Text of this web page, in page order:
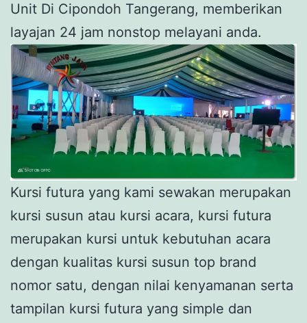
Unit Di Cipondoh Tangerang, memberikan
layajan 24 jam nonstop melayani anda.
Kursi futura yang kami sewakan merupakan
kursi susun atau kursi acara, kursi futura
merupakan kursi untuk kebutuhan acara
dengan kualitas kursi susun top brand
nomor satu, dengan nilai kenyamanan serta
tampilan kursi futura yang simple dan